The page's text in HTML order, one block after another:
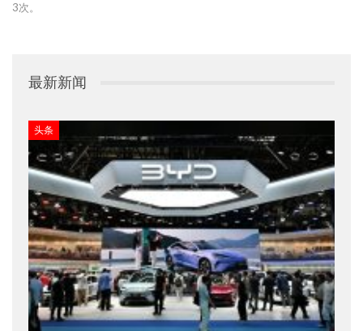
3次。
最新新闻
头条